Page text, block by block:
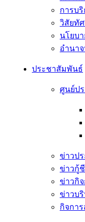
การบ
วิสัยทั
นโยบ
อํานา
ประชาสัมพันธ์
ศูนย์ป
ข่าวป
ข่าวกู้
ข่าวกิ
ข่าวบ
กิจกา